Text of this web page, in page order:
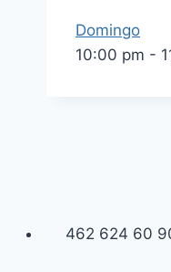
Domingo
10:00 pm -
462 624 60